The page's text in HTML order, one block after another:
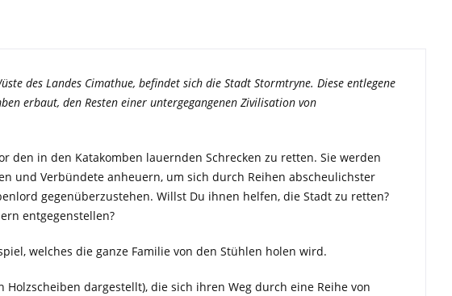
des Landes Cimathue, befindet sich die Stadt Stormtryne. Diese entlegene
erbaut, den Resten einer untergegangenen Zivilisation von
den in den Katakomben lauernden Schrecken zu retten. Sie werden
und Verbündete anheuern, um sich durch Reihen abscheulichster
gegenüberzustehen. Willst Du ihnen helfen, die Stadt zu retten?
entgegenstellen?
welches die ganze Familie von den Stühlen holen wird.
dargestellt), die sich ihren Weg durch eine Reihe von